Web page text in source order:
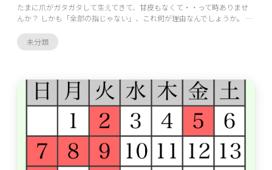
たまに爪がガタガタして生えてきて、甘皮もなくて・・って時ありませ
んか？ しかも「全部の指じゃない」、これ何が理由なんでしょうか。 …
未分類